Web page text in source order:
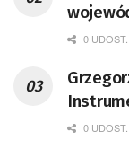
0 UDOST.
Instruments S.A.
0 UDOST.